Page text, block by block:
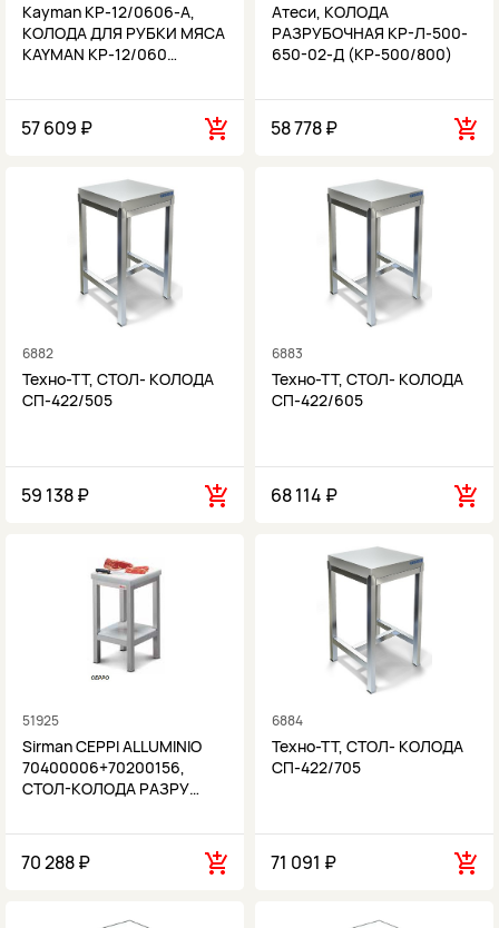
Kayman КР-12/0606-А,
КОЛОДА ДЛЯ РУБКИ МЯСА
KAYMAN КР-12/060…
57 609 ₽
Атеси, КОЛОДА
РАЗРУБОЧНАЯ КР-Л-500-
650-02-Д (КР-500/800)
58 778 ₽
6882
Техно-ТТ, СТОЛ- КОЛОДА
СП-422/505
59 138 ₽
6883
Техно-ТТ, СТОЛ- КОЛОДА
СП-422/605
68 114 ₽
51925
Sirman CEPPI ALLUMINIO
70400006+70200156,
СТОЛ-КОЛОДА РАЗРУ…
70 288 ₽
6884
Техно-ТТ, СТОЛ- КОЛОДА
СП-422/705
71 091 ₽